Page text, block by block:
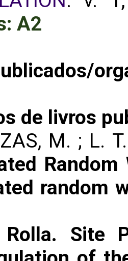
A2
de livros
M. ; L.
random
Rolla. Site